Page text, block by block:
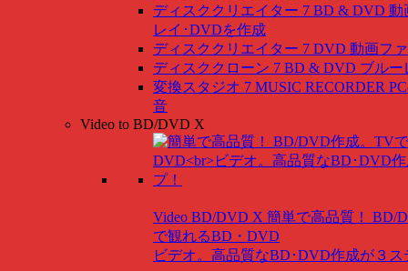
ディスククリエイター 7 BD & DVD 動
レイ･DVDを作成
ディスククリエイター 7 DVD 動画フ
ディスククローン 7 BD & DVD ブルー
変換スタジオ 7 MUSIC RECORDER
音
Video to BD/DVD X
Video BD/DVD X 簡単で高品質！ BD/
で観れるBD・DVD
ビデオ。高品質なBD･DVD作成が３ス